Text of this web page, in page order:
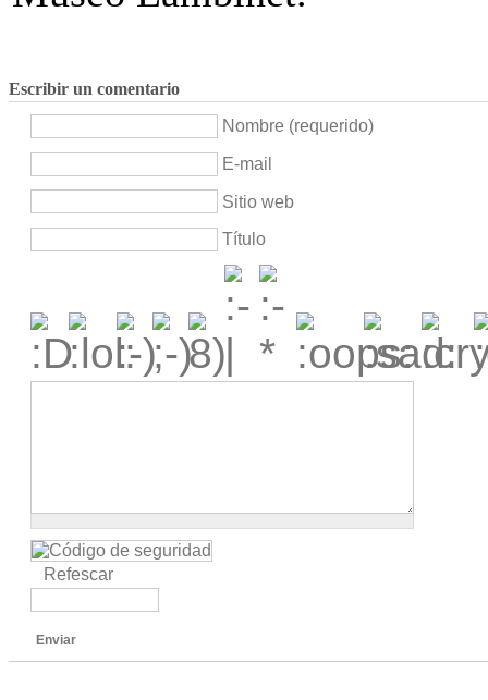
Escribir un comentario
Nombre (requerido)
E-mail
Sitio web
Título
Refescar
Enviar